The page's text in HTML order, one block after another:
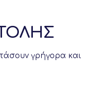
γρήγορα και